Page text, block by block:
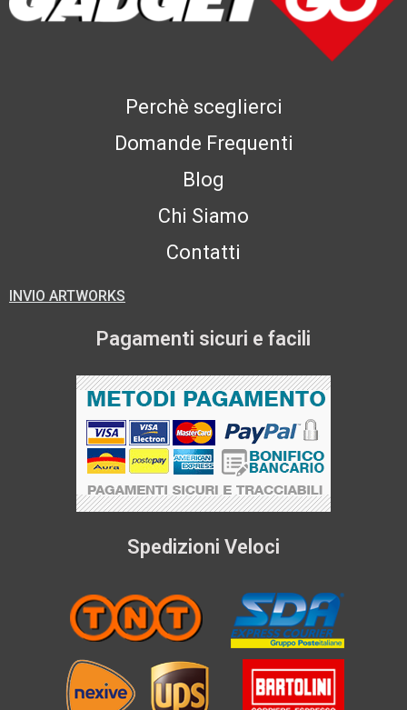
Perchè sceglierci
Domande Frequenti
Blog
Chi Siamo
Contatti
INVIO ARTWORKS
Pagamenti sicuri e facili
Spedizioni Veloci